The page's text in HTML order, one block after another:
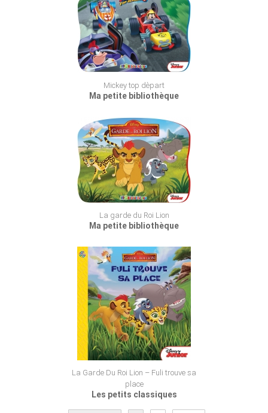
Mickey top dèpart
Ma petite bibliothèque
La garde du Roi Lion
Ma petite bibliothèque
La Garde Du Roi Lion – Fuli trouve sa
place
Les petits classiques